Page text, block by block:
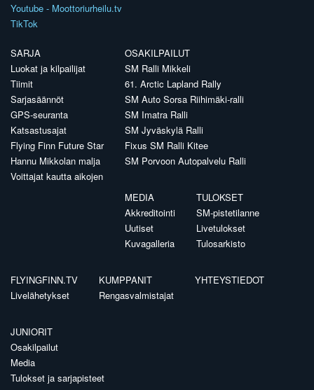
Youtube - Moottoriurheilu.tv
TikTok
SARJA
Luokat ja kilpailijat
Tiimit
Sarjasäännöt
GPS-seuranta
Katsastusajat
Flying Finn Future Star
Hannu Mikkolan malja
Voittajat kautta aikojen
OSAKILPAILUT
SM Ralli Mikkeli
61. Arctic Lapland Rally
SM Auto Sorsa Riihimäki-ralli
SM Imatra Ralli
SM Jyväskylä Ralli
Fixus SM Ralli Kitee
SM Porvoon Autopalvelu Ralli
MEDIA
Akkreditointi
Uutiset
Kuvagalleria
TULOKSET
SM-pistetilanne
Livetulokset
Tulosarkisto
FLYINGFINN.TV
Livelähetykset
KUMPPANIT
Rengasvalmistajat
YHTEYSTIEDOT
JUNIORIT
Osakilpailut
Media
Tulokset ja sarjapisteet